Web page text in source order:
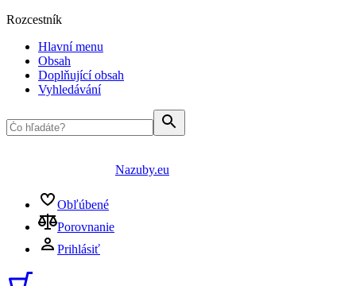
Rozcestník
Hlavní menu
Obsah
Doplňující obsah
Vyhledávání
Nazuby.eu
Obľúbené
Porovnanie
Prihlásiť